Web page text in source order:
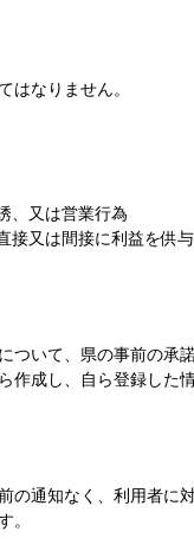
はなりません。
、又は営業行為
接又は間接に利益を供
いて、県の事前の承
作成し、自ら登録した
の通知なく、利用者に
。